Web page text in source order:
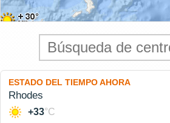
ESTADO DEL TIEMPO AHORA
Rhodes
+33°C